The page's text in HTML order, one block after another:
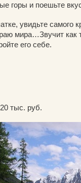
горы и поешьте
увидьте самого
мира…Звучит как
его себе.
тыс. руб.